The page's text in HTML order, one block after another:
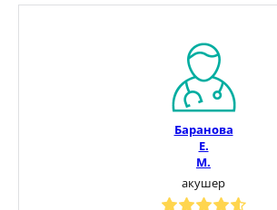
Баранова
Е.
М.
акушер